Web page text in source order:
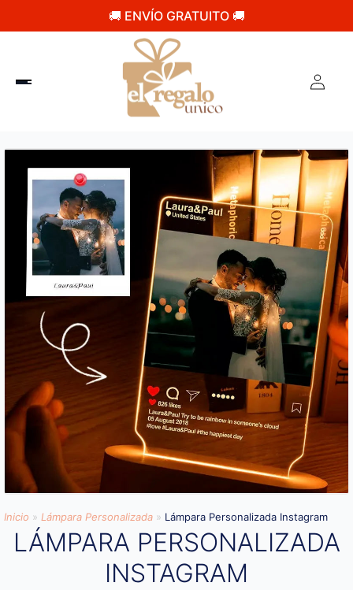
🚚 ENVÍO GRATUITO 🚚
Inicio » Lámpara Personalizada » Lámpara Personalizada Instagram
LÁMPARA PERSONALIZADA
INSTAGRAM